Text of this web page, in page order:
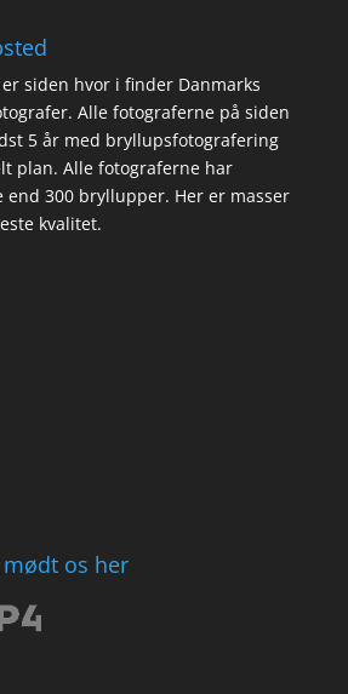
siden hvor i finder Danmarks
Alle fotograferne på siden
5 år med bryllupsfotografering
plan. Alle fotograferne har
end 300 bryllupper. Her er masser
kvalitet.
os her